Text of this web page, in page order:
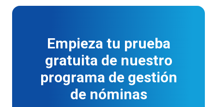
Empieza tu prueba
gratuita de nuestro
programa de gestión
de nóminas